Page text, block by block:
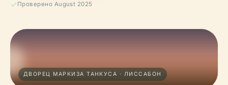
Проверено August 2025
ДВОРЕЦ МАРКИЗА ТАНКУСА · ЛИССАБОН